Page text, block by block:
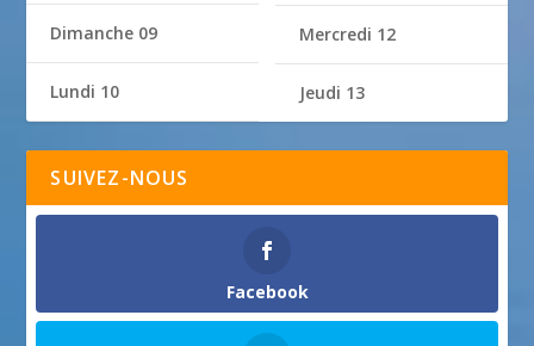
Dimanche 09
Lundi 10
Mercredi 12
Jeudi 13
SUIVEZ-NOUS
Facebook